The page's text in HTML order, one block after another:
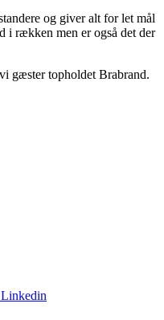
og giver alt for let mål
i rækken men er også det der
gæster topholdet Brabrand.
Linkedin